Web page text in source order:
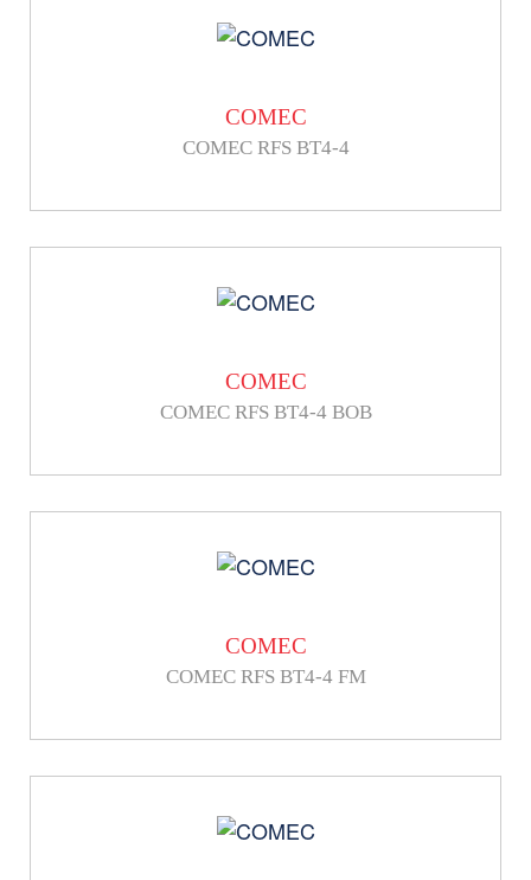
COMEC
COMEC RFS BT4-4
COMEC
COMEC RFS BT4-4 BOB
COMEC
COMEC RFS BT4-4 FM